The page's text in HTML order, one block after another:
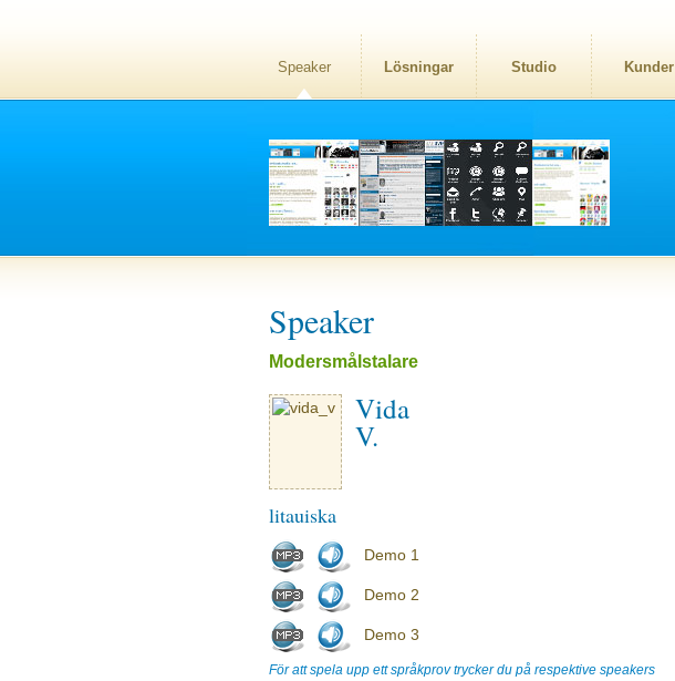
Speaker Lösningar Studio Kunder
Speaker
Modersmålstalare
Vida
V.
litauiska
Demo 1
Demo 2
Demo 3
För att spela upp ett språkprov trycker du på respektive speakers